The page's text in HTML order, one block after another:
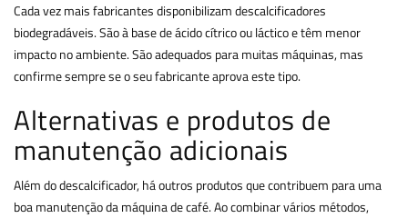
Cada vez mais fabricantes disponibilizam descalcificadores
biodegradáveis. São à base de ácido cítrico ou láctico e têm menor
impacto no ambiente. São adequados para muitas máquinas, mas
confirme sempre se o seu fabricante aprova este tipo.
Alternativas e produtos de
manutenção adicionais
Além do descalcificador, há outros produtos que contribuem para uma
boa manutenção da máquina de café. Ao combinar vários métodos,